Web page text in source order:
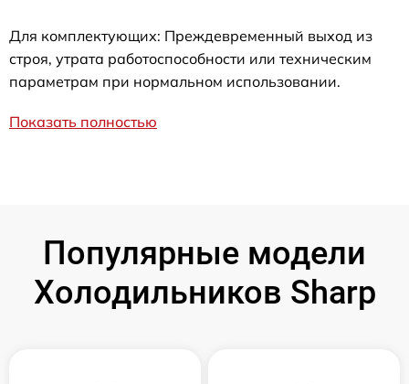
Для комплектующих: Преждевременный выход из
строя, утрата работоспособности или техническим
параметрам при нормальном использовании.
Показать полностью
Популярные модели
Холодильников Sharp